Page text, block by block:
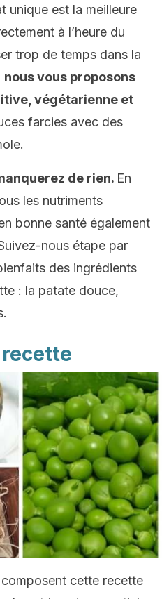
unique est la meilleure
à l’heure du
trop de temps dans la
nous vous proposons
végétarienne et
farcies avec des
de rien. En
les nutriments
bonne santé également
nous étape par
des ingrédients
: la patate douce,
cette recette